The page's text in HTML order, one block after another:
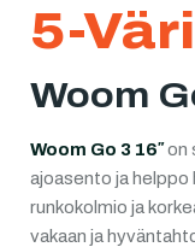
5-
Woom
Woom Go 3 16″on
ajoasento ja helppo
runkokolmio ja
vakaan ja